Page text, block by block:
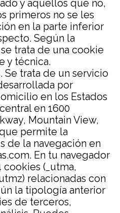
y aquellos que no,
primeros no se les
en la parte inferior
Según la
trata de una cookie
y técnica.
. Se trata de un servicio
por
en los Estados
en 1600
Mountain View,
permite la
de la navegación en
En tu navegador
cookies (_utma,
relacionadas con
la tipología anterior
de terceros,